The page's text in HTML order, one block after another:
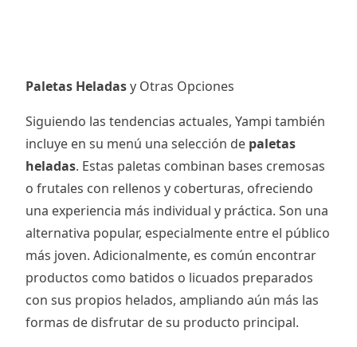
Paletas Heladasy Otras Opciones
Siguiendo las tendencias actuales, Yampi también
incluye en su menú una selección de paletas
heladas. Estas paletas combinan bases cremosas
o frutales con rellenos y coberturas, ofreciendo
una experiencia más individual y práctica. Son una
alternativa popular, especialmente entre el público
más joven. Adicionalmente, es común encontrar
productos como batidos o licuados preparados
con sus propios helados, ampliando aún más las
formas de disfrutar de su producto principal.